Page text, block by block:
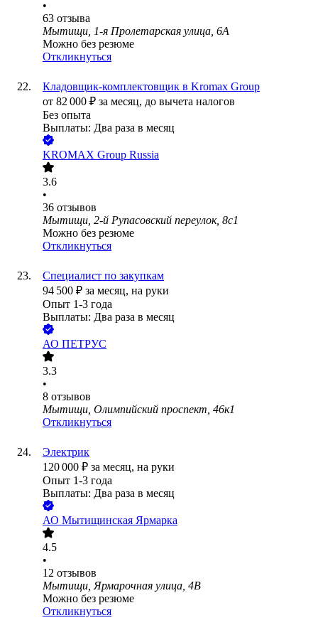
•
63 отзыва
Мытищи, 1-я Пролетарская улица, 6А
Можно без резюме
Откликнуться
Кладовщик-комплектовщик в Kromax Group
от 82 000 ₽ за месяц, до вычета налогов
Без опыта
Выплаты: Два раза в месяц
KROMAX Group Russia
3.6
•
36 отзывов
Мытищи, 2-й Рупасовский переулок, 8с1
Можно без резюме
Откликнуться
Специалист по закупкам
94 500 ₽ за месяц, на руки
Опыт 1-3 года
Выплаты: Два раза в месяц
АО ПЕТРУС
3.3
•
8 отзывов
Мытищи, Олимпийский проспект, 46к1
Откликнуться
Электрик
120 000 ₽ за месяц, на руки
Опыт 1-3 года
Выплаты: Два раза в месяц
АО Мытищинская Ярмарка
4.5
•
12 отзывов
Мытищи, Ярмарочная улица, 4В
Можно без резюме
Откликнуться